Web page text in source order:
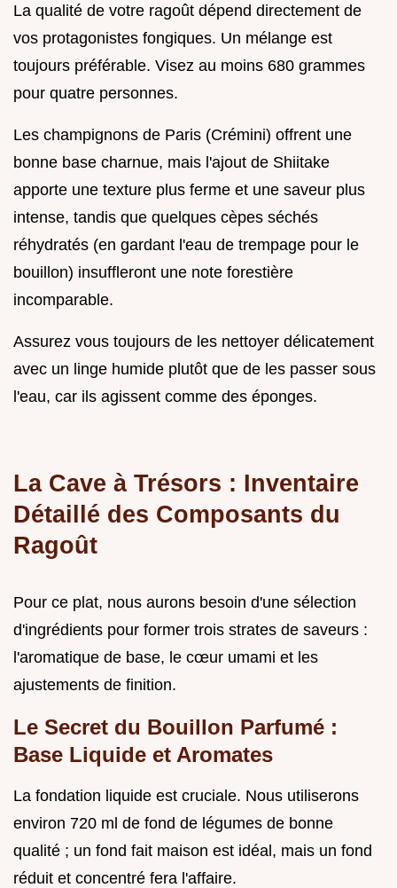
La qualité de votre ragoût dépend directement de
vos protagonistes fongiques. Un mélange est
toujours préférable. Visez au moins 680 grammes
pour quatre personnes.
Les champignons de Paris (Crémini) offrent une
bonne base charnue, mais l'ajout de Shiitake
apporte une texture plus ferme et une saveur plus
intense, tandis que quelques cèpes séchés
réhydratés (en gardant l'eau de trempage pour le
bouillon) insuffleront une note forestière
incomparable.
Assurez vous toujours de les nettoyer délicatement
avec un linge humide plutôt que de les passer sous
l'eau, car ils agissent comme des éponges.
La Cave à Trésors : Inventaire
Détaillé des Composants du
Ragoût
Pour ce plat, nous aurons besoin d'une sélection
d'ingrédients pour former trois strates de saveurs :
l'aromatique de base, le cœur umami et les
ajustements de finition.
Le Secret du Bouillon Parfumé :
Base Liquide et Aromates
La fondation liquide est cruciale. Nous utiliserons
environ 720 ml de fond de légumes de bonne
qualité ; un fond fait maison est idéal, mais un fond
réduit et concentré fera l'affaire.